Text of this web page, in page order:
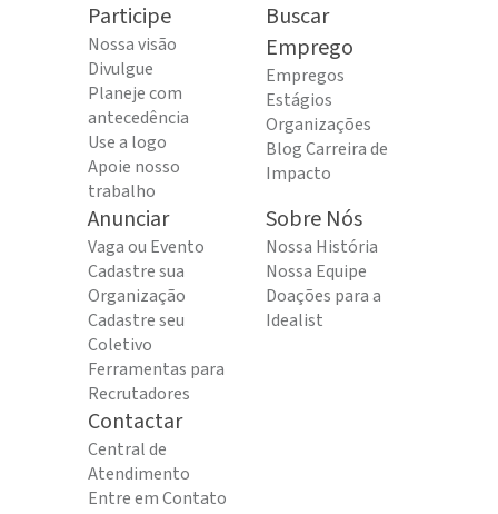
Participe
Nossa visão
Divulgue
Planeje com
antecedência
Use a logo
Apoie nosso
trabalho
Buscar
Emprego
Empregos
Estágios
Organizações
Blog Carreira de
Impacto
Anunciar
Vaga ou Evento
Cadastre sua
Organização
Cadastre seu
Coletivo
Ferramentas para
Recrutadores
Sobre Nós
Nossa História
Nossa Equipe
Doações para a
Idealist
Contactar
Central de
Atendimento
Entre em Contato